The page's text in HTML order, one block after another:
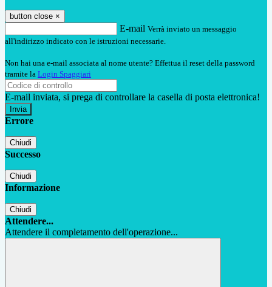
button close ×
E-mail Verrà inviato un messaggio
all'indirizzo indicato con le istruzioni necessarie.
Non hai una e-mail associata al nome utente? Effettua il reset della password
tramite la Login Spaggiari
E-mail inviata, si prega di controllare la casella di posta elettronica!
Errore
Chiudi
Successo
Chiudi
Informazione
Chiudi
Attendere...
Attendere il completamento dell'operazione...